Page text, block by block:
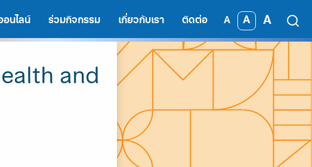
นไลน์ ร่วมกิจกรรม เกี่ยวกับเรา ติดต่อ A A A
and